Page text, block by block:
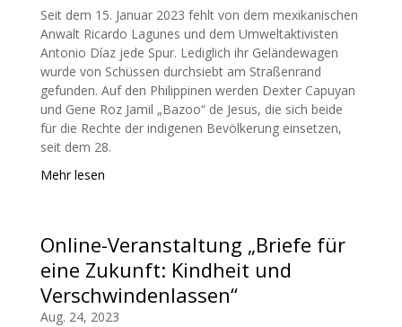
Seit dem 15. Januar 2023 fehlt von dem mexikanischen
Anwalt Ricardo Lagunes und dem Umweltaktivisten
Antonio Díaz jede Spur. Lediglich ihr Geländewagen
wurde von Schüssen durchsiebt am Straßenrand
gefunden. Auf den Philippinen werden Dexter Capuyan
und Gene Roz Jamil „Bazoo“ de Jesus, die sich beide
für die Rechte der indigenen Bevölkerung einsetzen,
seit dem 28.
Mehr lesen
Online-Veranstaltung „Briefe für
eine Zukunft: Kindheit und
Verschwindenlassen“
Aug. 24, 2023